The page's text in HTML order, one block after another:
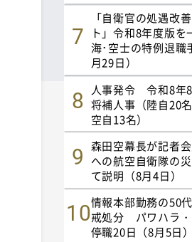
「自衛官の処遇改
ト」令和8年度版
海･空士の特例退職
月29日）
人事発令 令和8年8
将補人事（陸自20名
空自13名）
森田空幕長が記者
への航空自衛隊の
て説明（8月4日）
情報本部勤務の50
戒処分 パワハラ・
停職20日（8月5日）